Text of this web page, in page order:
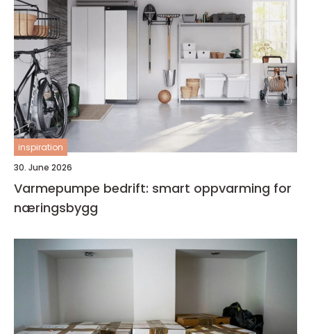
inspiration
30. June 2026
Varmepumpe bedrift: smart oppvarming for
næringsbygg